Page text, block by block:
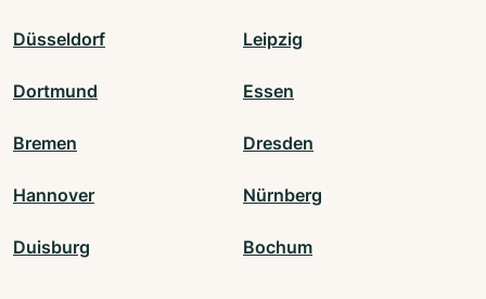
Düsseldorf Leipzig
Dortmund Essen
Bremen Dresden
Hannover Nürnberg
Duisburg Bochum